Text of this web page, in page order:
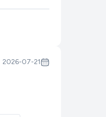
2026-07-21